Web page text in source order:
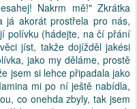
Nakrm mě!" Zkrátka
akorát prostřela pro nás,
polívku (hádejte, na čí přání
jíst, takže dojížděl jakési
jako my děláme, prostě
jsem si lehce připadala jako
mi po ní ještě nabídla,
co onehda zbyly, tak jsem